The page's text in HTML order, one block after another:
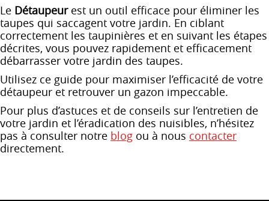
Le Détaupeurest un outil efficace pour éliminer les
taupes qui saccagent votre jardin. En ciblant
correctement les taupinières et en suivant les étapes
décrites, vous pouvez rapidement et efficacement
débarrasser votre jardin des taupes.
Utilisez ce guide pour maximiser l’efficacité de votre
détaupeur et retrouver un gazon impeccable.
Pour plus d’astuces et de conseils sur l’entretien de
votre jardin et l’éradication des nuisibles, n’hésitez
pas à consulter notre blog ou à nous contacter
directement.